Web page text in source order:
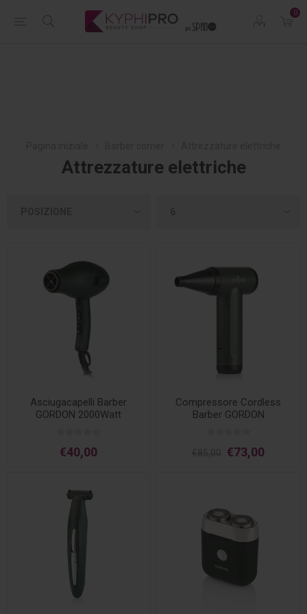
0
Attrezzature elettriche
Asciugacapelli Barber
GORDON 2000Watt
€40,00
Compressore Cordless
Barber GORDON
€73,00